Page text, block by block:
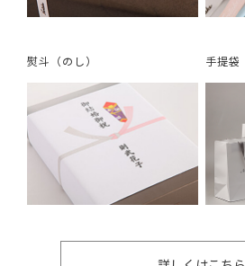
熨斗（のし） 手提袋